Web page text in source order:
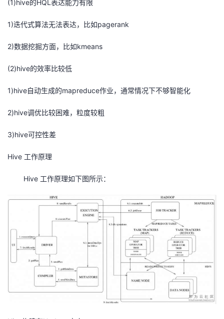
(1)hive的HQL表达能力有限
1)迭代式算法无法表达，比如pagerank
2)数据挖掘方面，比如kmeans
(2)hive的效率比较低
1)hive自动生成的mapreduce作业，通常情况下不够智能化
2)hive调优比较困难，粒度较粗
3)hive可控性差
Hive 工作原理
Hive 工作原理如下图所示：